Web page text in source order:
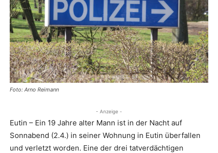
Foto: Arno Reimann
- Anzeige -
Eutin – Ein 19 Jahre alter Mann ist in der Nacht auf
Sonnabend (2.4.) in seiner Wohnung in Eutin überfallen
und verletzt worden. Eine der drei tatverdächtigen